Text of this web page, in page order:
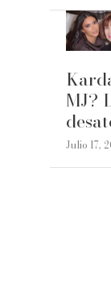
MJ?
Julio 17,